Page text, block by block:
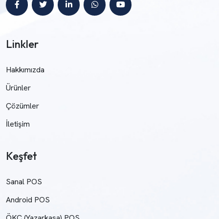
Linkler
Hakkımızda
Ürünler
Çözümler
İletişim
Keşfet
Sanal POS
Android POS